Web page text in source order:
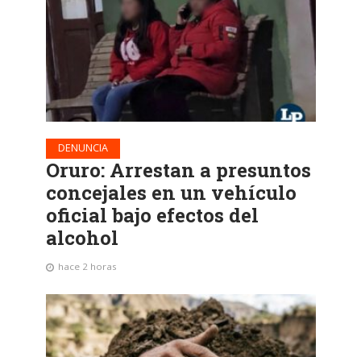
DENUNCIA
Oruro: Arrestan a presuntos
concejales en un vehículo
oficial bajo efectos del
alcohol
hace 2 horas